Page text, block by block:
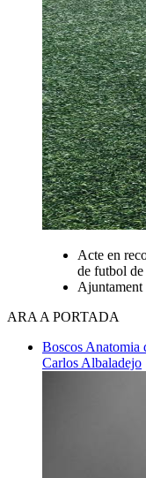
Acte en
de futbol
Ajuntament
ARA A PORTADA
Boscos Anatomia
Carlos Albaladejo